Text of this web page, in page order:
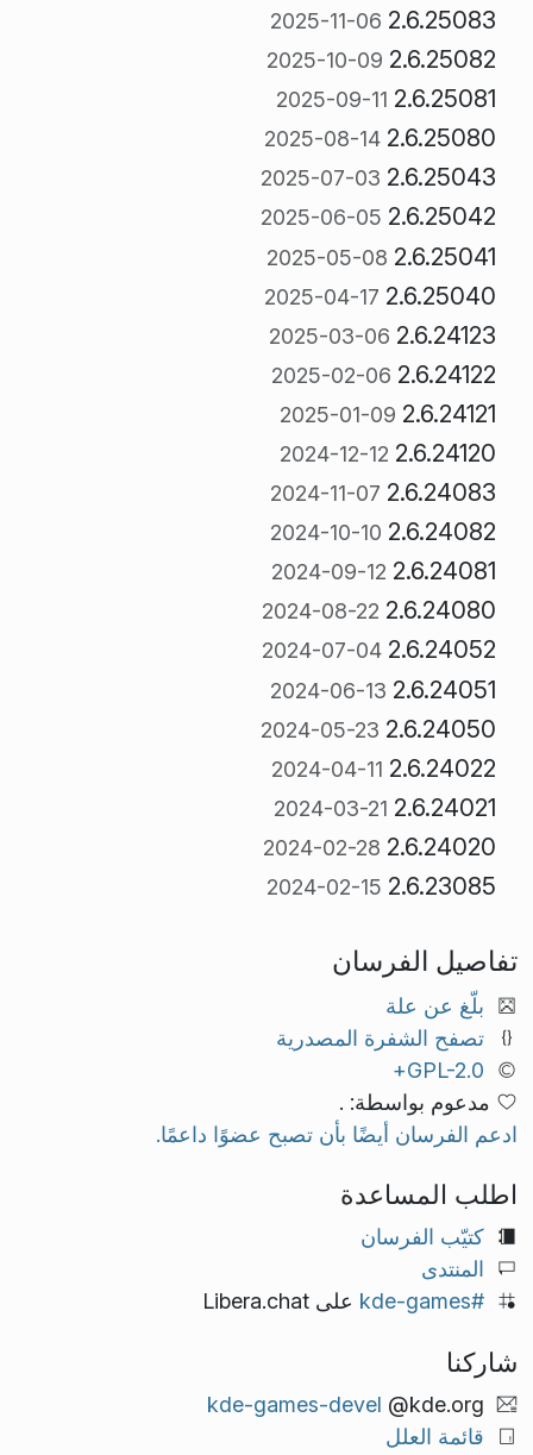
2.6.25083
2025-11-06
2.6.25082
2025-10-09
2.6.25081
2025-09-11
2.6.25080
2025-08-14
2.6.25043
2025-07-03
2.6.25042
2025-06-05
2.6.25041
2025-05-08
2.6.25040
2025-04-17
2.6.24123
2025-03-06
2.6.24122
2025-02-06
2.6.24121
2025-01-09
2.6.24120
2024-12-12
2.6.24083
2024-11-07
2.6.24082
2024-10-10
2.6.24081
2024-09-12
2.6.24080
2024-08-22
2.6.24052
2024-07-04
2.6.24051
2024-06-13
2.6.24050
2024-05-23
2.6.24022
2024-04-11
2.6.24021
2024-03-21
2.6.24020
2024-02-28
2.6.23085
2024-02-15
تفاصيل الفرسان
بلّغ عن علة
تصفح الشفرة المصدرية
GPL-2.0+
مدعوم بواسطة: .
ادعم الفرسان أيضًا بأن تصبح عضوًا داعمًا.
اطلب المساعدة
كتيّب الفرسان
المنتدى
#kde-games
على Libera.chat
شاركنا
kde-games-devel @kde.org
قائمة العلل